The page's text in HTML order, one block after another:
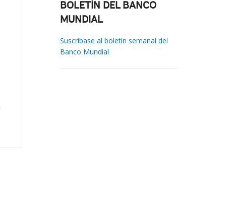
BOLETÍN DEL BANCO
MUNDIAL
Suscríbase al boletín semanal del
Banco Mundial